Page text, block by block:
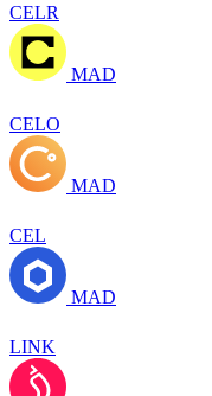
CELR
MAD
CELO
MAD
CEL
MAD
LINK